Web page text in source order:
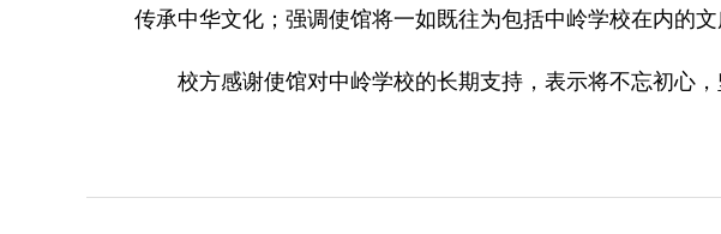
传承中华文化；强调使馆将一如既往为包括中岭学校在内的
校方感谢使馆对中岭学校的长期支持，表示将不忘初心